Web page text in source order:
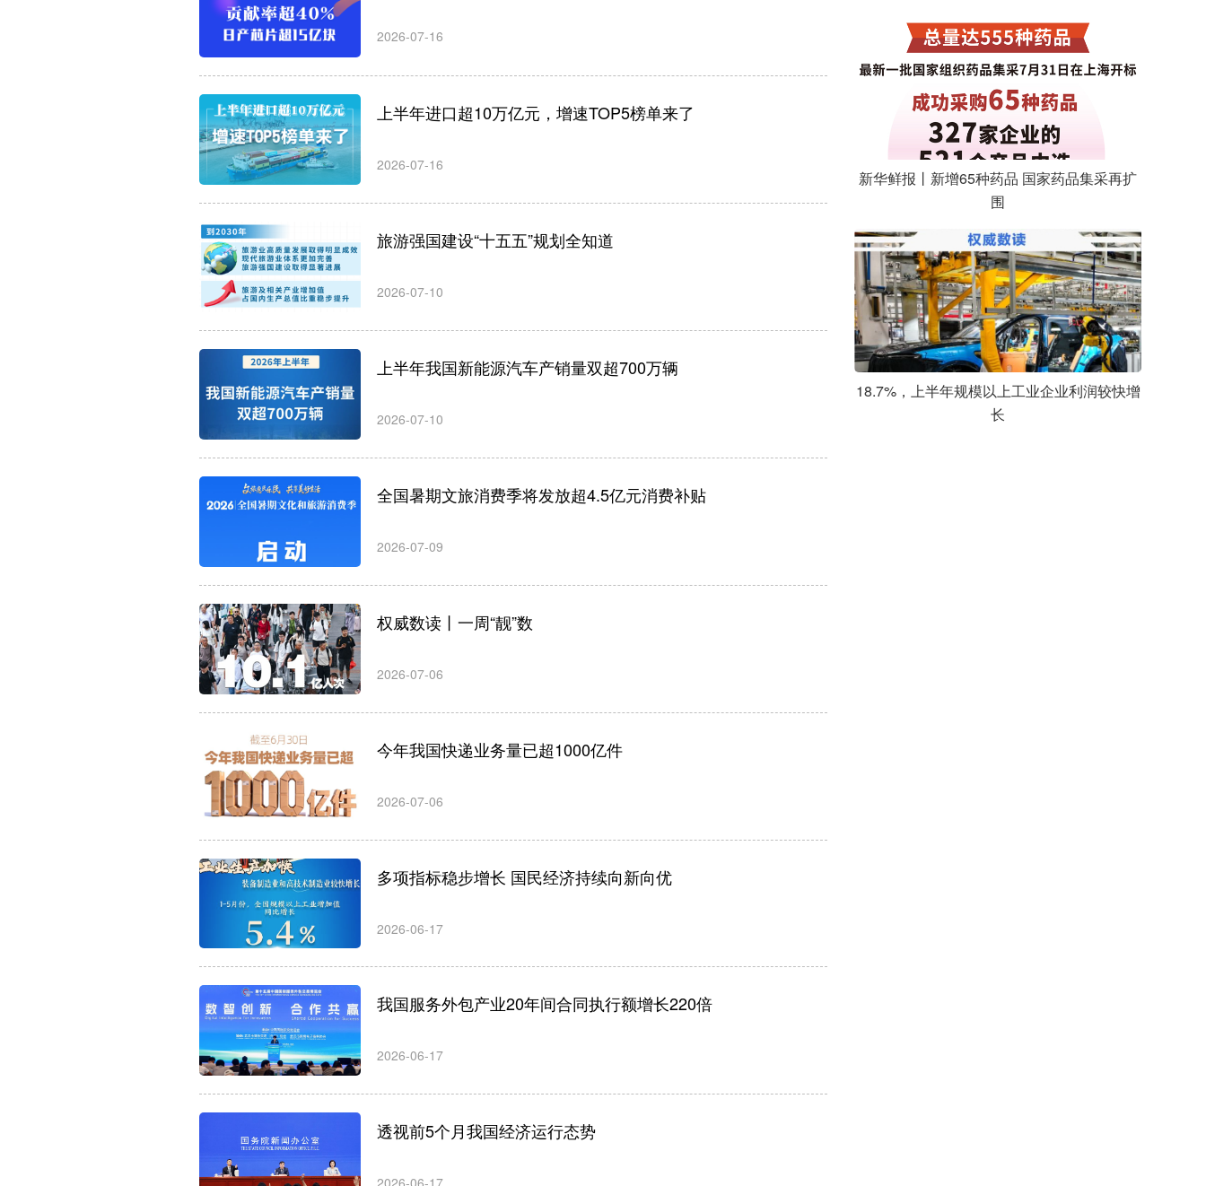
2026-07-16
上半年进口超10万亿元，增速TOP5榜单来了
2026-07-16
旅游强国建设“十五五”规划全知道
2026-07-10
上半年我国新能源汽车产销量双超700万辆
2026-07-10
全国暑期文旅消费季将发放超4.5亿元消费补贴
2026-07-09
权威数读丨一周“靓”数
2026-07-06
今年我国快递业务量已超1000亿件
2026-07-06
多项指标稳步增长 国民经济持续向新向优
2026-06-17
我国服务外包产业20年间合同执行额增长220倍
2026-06-17
透视前5个月我国经济运行态势
新华鲜报丨新增65种药品 国家药品集采再扩
围
18.7%，上半年规模以上工业企业利润较快增
长